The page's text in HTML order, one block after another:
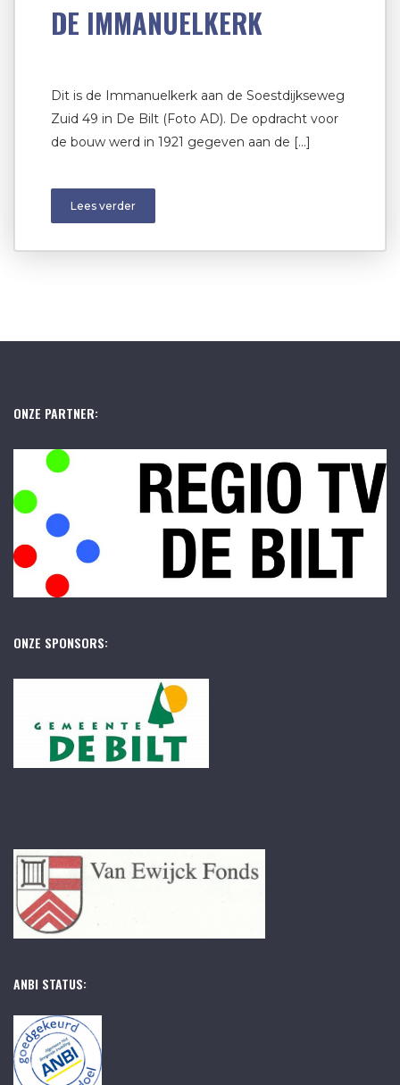
DE IMMANUELKERK
Dit is de Immanuelkerk aan de Soestdijkseweg
Zuid 49 in De Bilt (Foto AD). De opdracht voor
de bouw werd in 1921 gegeven aan de […]
Lees verder
ONZE PARTNER:
ONZE SPONSORS:
ANBI STATUS: